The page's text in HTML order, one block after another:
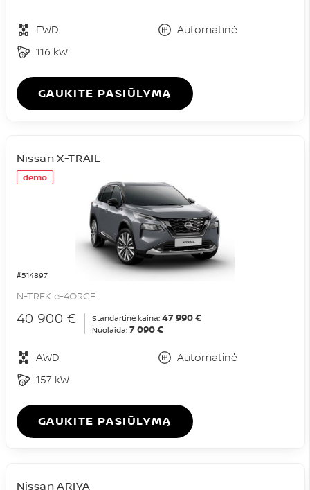
FWD
Automatinė
116 kW
GAUKITE PASIŪLYMĄ
demo
#514897
Nissan X-TRAIL
N-TREK e-4ORCE
40 900 € Standartinė kaina: 47 990 €
Nuolaida: 7 090 €
AWD
Automatinė
157 kW
GAUKITE PASIŪLYMĄ
Nissan ARIYA